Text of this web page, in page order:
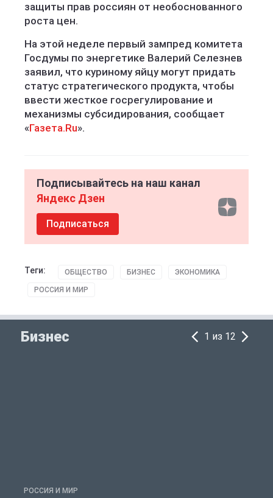
защиты прав россиян от необоснованного
роста цен.
На этой неделе первый зампред комитета
Госдумы по энергетике Валерий Селезнев
заявил, что куриному яйцу могут придать
статус стратегического продукта, чтобы
ввести жесткое госрегулирование и
механизмы субсидирования, сообщает
«Газета.Ru».
Подписывайтесь на наш канал
Яндекс Дзен
Подписаться
Теги: ОБЩЕСТВО БИЗНЕС ЭКОНОМИКА
РОССИЯ И МИР
Бизнес 1 из 12
РОССИЯ И МИР